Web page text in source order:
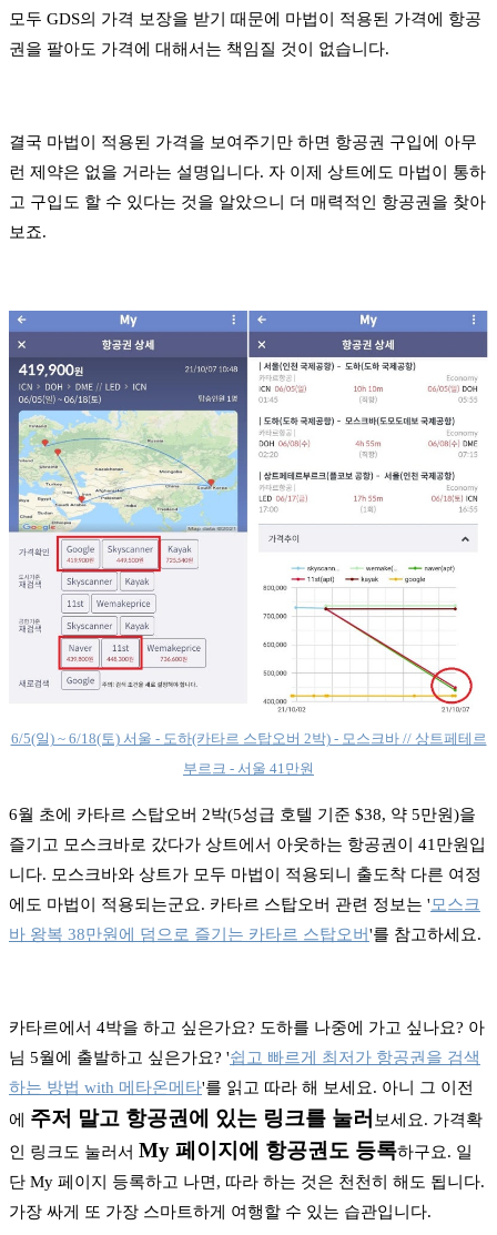
모두 GDS의 가격 보장을 받기 때문에 마법이 적용된 가격에 항공
권을 팔아도 가격에 대해서는 책임질 것이 없습니다.
결국 마법이 적용된 가격을 보여주기만 하면 항공권 구입에 아무
런 제약은 없을 거라는 설명입니다. 자 이제 상트에도 마법이 통하
고 구입도 할 수 있다는 것을 알았으니 더 매력적인 항공권을 찾아
보죠.
6/5(일) ~ 6/18(토) 서울 - 도하(카타르 스탑오버 2박) - 모스크바 // 상트페테르
부르크 - 서울 41만원
6월 초에 카타르 스탑오버 2박(5성급 호텔 기준 $38, 약 5만원)을
즐기고 모스크바로 갔다가 상트에서 아웃하는 항공권이 41만원입
니다. 모스크바와 상트가 모두 마법이 적용되니 출도착 다른 여정
에도 마법이 적용되는군요. 카타르 스탑오버 관련 정보는 '모스크
바 왕복 38만원에 덤으로 즐기는 카타르 스탑오버'를 참고하세요.
카타르에서 4박을 하고 싶은가요? 도하를 나중에 가고 싶나요? 아
님 5월에 출발하고 싶은가요? '쉽고 빠르게 최저가 항공권을 검색
하는 방법 with 메타온메타'를 읽고 따라 해 보세요. 아니 그 이전
에 주저 말고 항공권에 있는 링크를 눌러 보세요. 가격확
인 링크도 눌러서 My 페이지에 항공권도 등록하구요. 일
단 My 페이지 등록하고 나면, 따라 하는 것은 천천히 해도 됩니다.
가장 싸게 또 가장 스마트하게 여행할 수 있는 습관입니다.